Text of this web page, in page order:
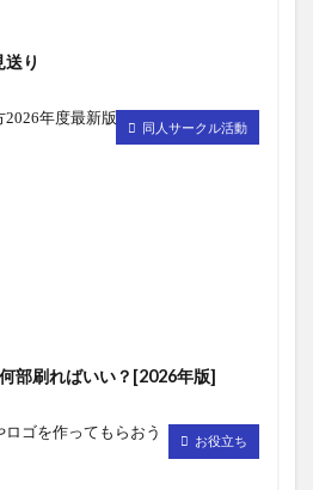
り
同人サークル活動
部刷ればいい？[2026年版]
お役立ち